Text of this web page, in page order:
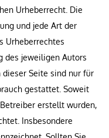
Urheberrecht. Die
und jede Art der
Urheberrechtes
des jeweiligen Autors
dieser Seite sind nur für
gestattet. Soweit
erstellt wurden,
Insbesondere